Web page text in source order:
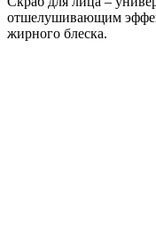
отшелушивающим
жирного блеска.